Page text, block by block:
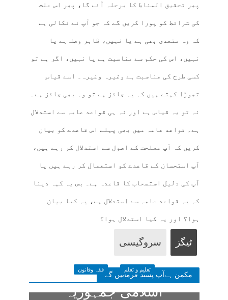
پھر تحقیق المناط کا مرحلہ آئے گا، پھر اس علت
کی شرائط کو پورا کریں گے کہ جو آپ نے نکالی ہے
کہ وہ متعدی بھی ہے یا نہیں، ظاہر وصف ہے یا
نہیں، اس کی حکم سے مناسبت ہے یا نہیں، اگر ہے تو
کسی طرح کی مناسبت ہے وغیرہ وغیرہ۔ اسے قیاس
تھوڑا کہتے ہیں کہ یہ جائز ہے تو وہ بھی جائز ہے۔
نہ تو یہ قیاس ہے اور نہ ہی قواعد عامہ سے استدلال
ہے۔ قواعد عامہ میں بھی پہلے اس قاعدے کو بیان
کریں کہ آپ مصلحت کے اصول سے استدلال کر رہے ہیں،
آپ استحسان کے قاعدے کو استعمال کر رہے ہیں یا
آپ کی دلیل استصحاب کا قاعدہ ہے۔ بس یہ کہہ دینا
کہ یہ قواعد عامہ سے استدلال ہے، یہ کیا بیان
ہوا؟ اور یہ کیا استدلال ہوا؟
ٹیگز سروگیسی
مکمن ہےآپ پسند فرمائیں گے
تعلیم و تعلم فقہ وقانون
اسلامی جمہوریہ